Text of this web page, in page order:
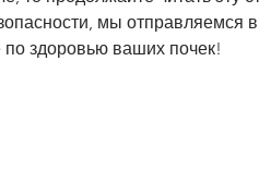
мы отправляемся
здоровью ваших почек!